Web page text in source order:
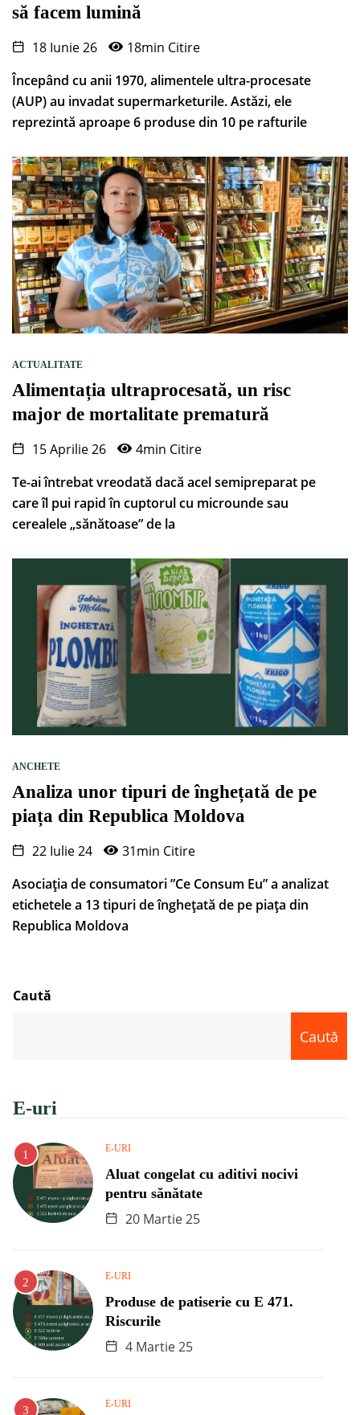
să facem lumină
18 Iunie 26
18min Citire
Începând cu anii 1970, alimentele ultra-procesate
(AUP) au invadat supermarketurile. Astăzi, ele
reprezintă aproape 6 produse din 10 pe rafturile
ACTUALITATE
Alimentația ultraprocesată, un risc
major de mortalitate prematură
15 Aprilie 26
4min Citire
Te-ai întrebat vreodată dacă acel semipreparat pe
care îl pui rapid în cuptorul cu microunde sau
cerealele „sănătoase” de la
ANCHETE
Analiza unor tipuri de înghețată de pe
piața din Republica Moldova
22 Iulie 24
31min Citire
Asociația de consumatori ”Ce Consum Eu” a analizat
etichetele a 13 tipuri de înghețată de pe piața din
Republica Moldova
Caută
Caută
E-uri
E-URI
Aluat congelat cu aditivi nocivi
pentru sănătate
20 Martie 25
E-URI
Produse de patiserie cu E 471.
Riscurile
4 Martie 25
E-URI